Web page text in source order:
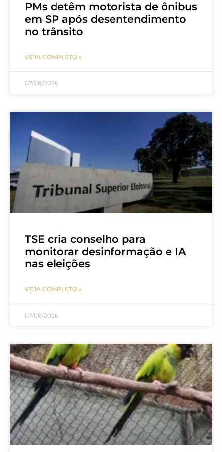
PMs detêm motorista de ônibus
em SP após desentendimento
no trânsito
VEJA COMPLETO »
07/08/2026
TSE cria conselho para
monitorar desinformação e IA
nas eleições
VEJA COMPLETO »
07/08/2026